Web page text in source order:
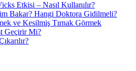
Etkisi – Nasıl Kullanılır?
Bakar? Hangi Doktora Gidilmeli?
ve Kesilmiş Tırnak Görmek
Geçirir Mi?